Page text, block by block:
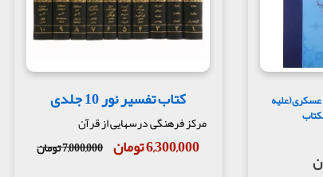
عسکری(علیه کتاب تفسیر نور 10 جلدی
مرکز فرهنگی درسهایی از قرآن
6,300,000 تومان 7,000,000 تومان